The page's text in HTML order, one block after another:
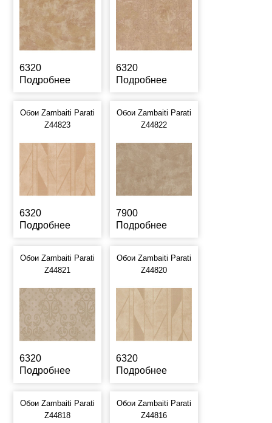
6320
Подробнее
6320
Подробнее
Обои Zambaiti Parati
Z44823
6320
Подробнее
Обои Zambaiti Parati
Z44822
7900
Подробнее
Обои Zambaiti Parati
Z44821
6320
Подробнее
Обои Zambaiti Parati
Z44820
6320
Подробнее
Обои Zambaiti Parati
Z44818
Обои Zambaiti Parati
Z44816